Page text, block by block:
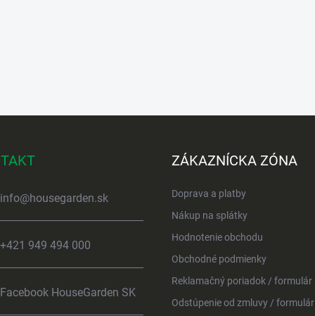
info@housegarden.sk
+421 949 494 000
Facebook HouseGarden SK
ZÁKAZNÍCKA ZÓNA
Doprava a platby
Nákup na splátky
Hodnotenie obchodu
Obchodné podmienky
Reklamačný poriadok / formulár
Odstúpenie od zmluvy / formulár